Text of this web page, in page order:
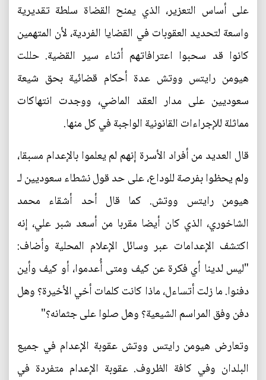
على أساس التعزير، الذي يمنح القضاة سلطة تقديرية
واسعة لتحديد العقوبات في القضايا الفردية، لأن المتهمين
كانوا قد سحبوا اعترافاتهم أثناء سير القضية. حللت
هيومن رايتس ووتش عدة أحكام قضائية بحق شيعة
سعوديين على مدار العقد الماضي، ووجدت انتهاكات
مماثلة للإجراءات القانونية الواجبة في كل منها.
قال العديد من أفراد الأسرة إنهم لم يعلموا بالإعدام مسبقا،
ولم يحظوا بفرصة للوداع، على حد قول نشطاء سعوديين لـ
هيومن رايتس ووتش. كما قال أحد أشقاء محمد
الشاخوري، الذي كان أيضا مقربا من أسعد شبر علي، إنه
اكتشف الإعدامات عبر وسائل الإعلام المحلية وأضاف:
"ليس لدينا أي فكرة عن كيف ومتى أُعدموا، أو كيف وأين
دفنوا. ما زلت أتساءل، ماذا كانت كلمات أخي الأخيرة؟ وهل
دفن وفق المراسم الشيعية؟ وهل صلوا على جثمانه؟"
وتعارض هيومن رايتس ووتش عقوبة الإعدام في جميع
البلدان وفي كافة الظروف. عقوبة الإعدام متفردة في